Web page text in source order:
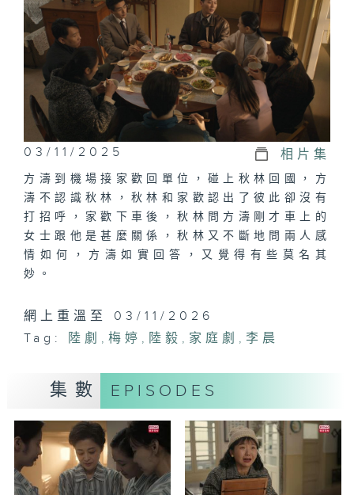
03/11/2025 相片集
方濤到機場接家歡回單位，碰上秋林回國，方
濤不認識秋林，秋林和家歡認出了彼此卻沒有
打招呼，家歡下車後，秋林問方濤剛才車上的
女士跟他是甚麼關係，秋林又不斷地問兩人感
情如何，方濤如實回答，又覺得有些莫名其
妙。
網上重溫至 03/11/2026
Tag:
陸劇 ,梅婷 , 陸毅 , 家庭劇 , 李晨
集數 EPISODES